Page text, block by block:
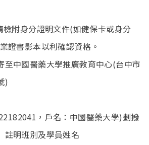
檢附身分證明文件(如健保卡或身分
證書影本以利確認資格。
至中國醫藥大學推廣教育中心(台中市
)
，戶名：中國醫藥大學)劃撥
註明班別及學員姓名